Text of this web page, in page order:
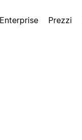
Enterprise Prezzi